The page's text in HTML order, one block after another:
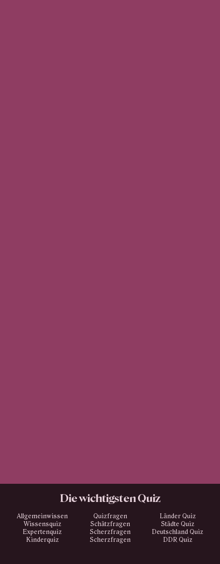
Die wichtigsten Quiz
Allgemeinwissen Quizfragen
Länder Quiz
Wissensquiz
Schätzfragen
Städte Quiz
Expertenquiz
Scherzfragen
Deutschland Quiz
Kinderquiz
Scherzfragen DDR Quiz